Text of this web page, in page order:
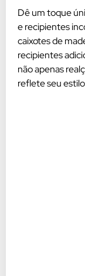
Dê um toque
e recipientes
caixotes de
recipientes
não apenas
reflete seu